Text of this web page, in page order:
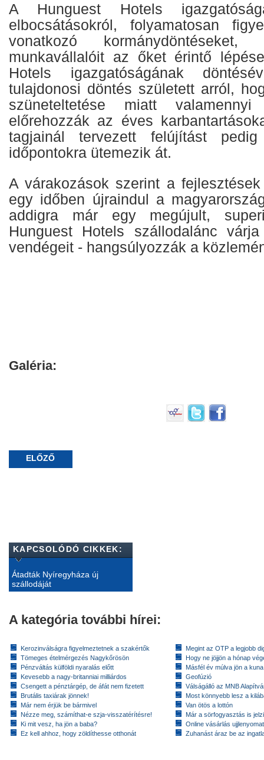
A Hunguest Hotels
elbocsátásokról, folyamatosan
vonatkozó
munkavállalóit az őket érintő
Hotels igazgatóságának
tulajdonosi döntés született arról,
szüneteltetése miatt
előrehozzák az éves
tagjainál tervezett felújítást
időpontokra ütemezik át.
A várakozások szerint a
egy időben újraindul a
addigra már egy megújult,
Hunguest Hotels szállodalánc
vendégeit - hangsúlyozzák a
Galéria:
ELŐZŐ
KAPCSOLÓDÓ CIKKEK:
Átadták Nyíregyháza új
szállodáját
A kategória további hírei:
Kerozinválságra figyelmeztetnek a szakértők
Tömeges ételmérgezés Nagykőrösön
Pénzváltás külföldi nyaralás előtt
Kevesebb a nagy-britanniai milliárdos
Csengett a pénztárgép, de áfát nem fizetett
Brutális taxiárak jönnek!
Már nem érjük be bármivel
Nézze meg, számíthat-e szja-visszatérítésre!
Ki mit vesz, ha jön a baba?
Ez kell ahhoz, hogy zöldíthesse otthonát
Megint az OTP a legjobb
Hogy ne jöjjön a hónap
Másfél év múlva jön a
Geofúzió
Válságálló az MNB
Most könnyebb lesz a
Van ötös a lottón
Már a sörfogyasztás is
Online vásárlás
Zuhanást áraz be az